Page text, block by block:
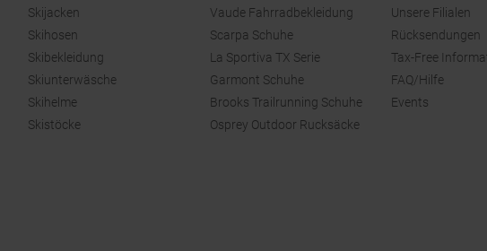
Skijacken
Skihosen
Skibekleidung
Skiunterwäsche
Skihelme
Skistöcke
Vaude Fahrradbekleidung
Scarpa Schuhe
La Sportiva TX Serie
Garmont Schuhe
Brooks Trailrunning Schuhe
Osprey Outdoor Rucksäcke
Unsere Filialen
Rücksendungen
Tax-Free
FAQ/Hilfe
Events